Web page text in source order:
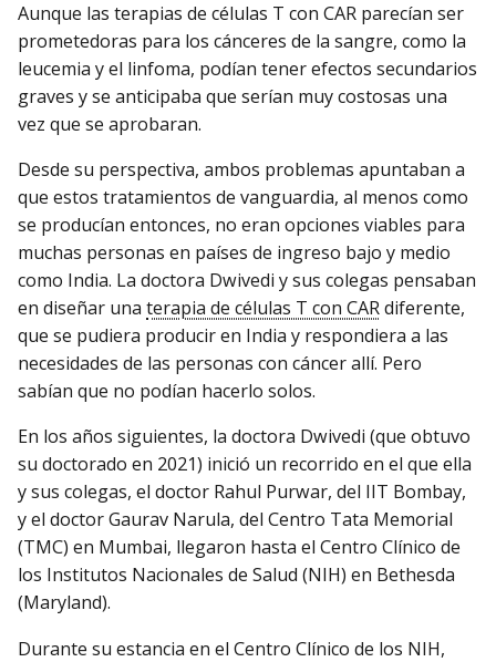
Aunque las terapias de células T con CAR parecían ser
prometedoras para los cánceres de la sangre, como la
leucemia y el linfoma, podían tener efectos secundarios
graves y se anticipaba que serían muy costosas una
vez que se aprobaran.
Desde su perspectiva, ambos problemas apuntaban a
que estos tratamientos de vanguardia, al menos como
se producían entonces, no eran opciones viables para
muchas personas en países de ingreso bajo y medio
como India. La doctora Dwivedi y sus colegas pensaban
en diseñar una terapia de células T con CARdiferente,
que se pudiera producir en India y respondiera a las
necesidades de las personas con cáncer allí. Pero
sabían que no podían hacerlo solos.
En los años siguientes, la doctora Dwivedi (que obtuvo
su doctorado en 2021) inició un recorrido en el que ella
y sus colegas, el doctor Rahul Purwar, del IIT Bombay,
y el doctor Gaurav Narula, del Centro Tata Memorial
(TMC) en Mumbai, llegaron hasta el Centro Clínico de
los Institutos Nacionales de Salud (NIH) en Bethesda
(Maryland).
Durante su estancia en el Centro Clínico de los NIH,